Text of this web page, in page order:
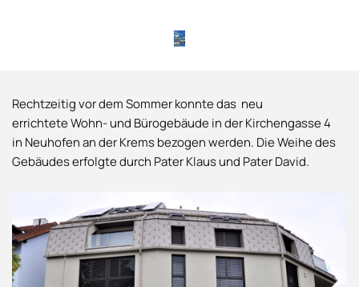
Rechtzeitig vor dem Sommer konnte das neu
errichtete Wohn- und Bürogebäude in der Kirchengasse 4
in Neuhofen an der Krems bezogen werden. Die Weihe des
Gebäudes erfolgte durch Pater Klaus und Pater David.